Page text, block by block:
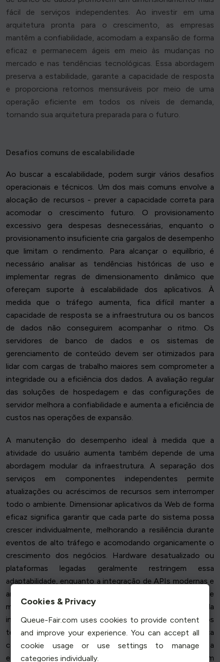
fácil de serviços independentes. Ao investir em uma
arquitetura pronta para o crescimento, as empresas
mantêm a confiabilidade, acomodam a expansão de forma
eficaz e permanecem ágeis em meio às mudanças no
mercado e nas tendências tecnológicas. Essa abordagem
preserva a estabilidade, garante a capacidade de resposta
e proporciona retornos mensuráveis por meio de uma
operação eficiente em todos os níveis de demanda,
tornando sua arquitetura preparada para o futuro.
Desafios comuns de escalabilidade
Ao buscar a escalabilidade, podem surgir vários desafios
operacionais e técnicos. Um dos mais comuns envolve a
alocação de recursos - prever a capacidade correta para
acomodar o crescimento futuro. O provisionamento
excessivo gera despesas desnecessárias, enquanto o
provisionamento insuficiente cria gargalos de desempenho
que limitam o rendimento. Para alcançar o equilíbrio, é
necessário analisar as tendências históricas de uso e
implementar regras de dimensionamento dinâmico que
ofereçam suporte à escalabilidade dos aplicativos. À
medida que o tráfego aumenta, fica difícil manter a
capacidade de resposta se a infraestrutura ou os bancos
de dados não conseguirem acompanhar o ritmo. Os
servidores de banco de dados e os sistemas de
gerenciamento de conteúdo devem ser otimizados para
lidar com cargas de trabalho maiores sem comprometer a
integridade ou a eficiência dos dados. A avaliação regular
das soluções de hospedagem e das configurações de
servidor melhora a confiabilidade e aumenta a eficiência de
custos nas operações de expansão.
A manutenção do desempenho ideal à medida que a
atividade do usuário aumenta também depende de uma
abordagem modular da infraestrutura. A separação dos
serviços em componentes independentes permite
atualizações ou acréscimos de recursos sem interromper
todo o ambiente. Dimensionar aplicativos da Web de forma
eficaz significa garantir que cada parte do sistema possa
crescer individualmente, melhorando a resiliência durante
eventos de alto tráfego e acomodando organicamente o
crescimento dos negócios. Hardware desatualizado ou
plataformas legadas geralmente restringem essa
adaptabilidade, enquanto a integração de APIs modernas e
arquiteturas de software permite uma interoperabilidade
mais suave. Um foco estratégico na modernização da
infraestrutura, no monitoramento de recursos e nos
testes contínuos garante que a escalabilidade permaneça
consistente. Ao adotar estruturas flexíveis e manter a
eficiência em todas as camadas, as organizações podem
Cookies & Privacy
Queue-Fair.com uses cookies to provide content
and improve your experience. You can accept all
cookie usage or use settings to manage
categories individually.